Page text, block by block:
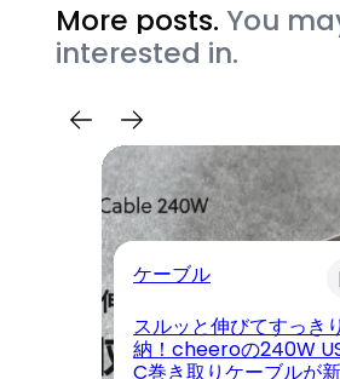
More posts. You
interested in.
ケーブル
スルッと伸びてすっき
納！cheeroの240W
C巻き取りケーブルが